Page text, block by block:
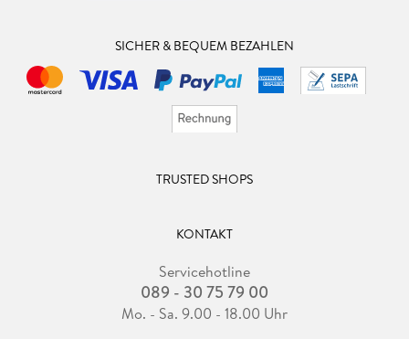
SICHER & BEQUEM BEZAHLEN
TRUSTED SHOPS
KONTAKT
Servicehotline
089 - 30 75 79 00
Mo. - Sa. 9.00 - 18.00 Uhr